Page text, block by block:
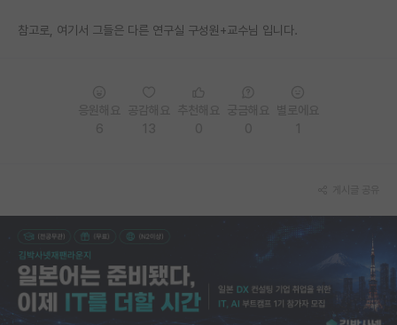
참고로, 여기서 그들은 다른 연구실 구성원+교수님 입니다.